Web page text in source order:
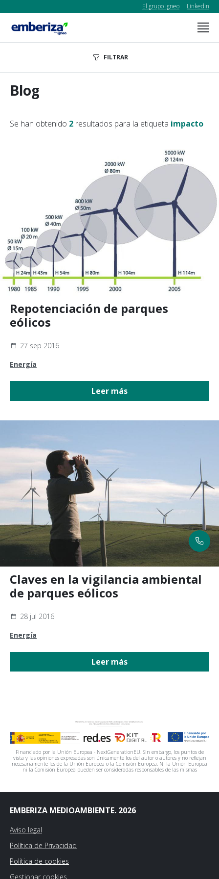
El grupo igneo Linkedin
FILTRAR
Blog
Se han obtenido 2 resultados para la etiqueta impacto
Repotenciación de parques
eólicos
27 sep 2016
Energía
Leer más
Claves en la vigilancia ambiental
de parques eólicos
28 jul 2016
Energía
Leer más
Financiado por la Unión Europea - NextGenerationEU. Sin embargo, los puntos de
vista y las opiniones expresadas son únicamente los del autor o autores y no reflejan
necesariamente los de la Unión Europea o la Comisión Europea. Ni la Unión Europea
ni la Comisión Europea pueden ser consideradas responsables de las mismas
EMBERIZA MEDIOAMBIENTE. 2026
Aviso legal
Política de Privacidad
Política de cookies
Gestionar cookies